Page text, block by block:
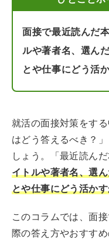
面接で最近読んだ
ルや著者名、選ん
とや仕事にどう活
就活の面接対策をす
はどう答えるべき？
しょう。「最近読ん
イトルや著者名、選
とや仕事にどう活か
このコラムでは、面
際の答え方やおすす